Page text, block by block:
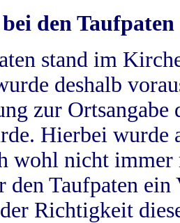
den Taufpaten
stand im
deshalb
zur
Hierbei wurde
wohl nicht
den Taufpaten
Richtigkeit